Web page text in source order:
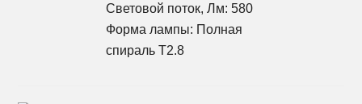
Световой поток, Лм: 580
Форма лампы: Полная
спираль T2.8